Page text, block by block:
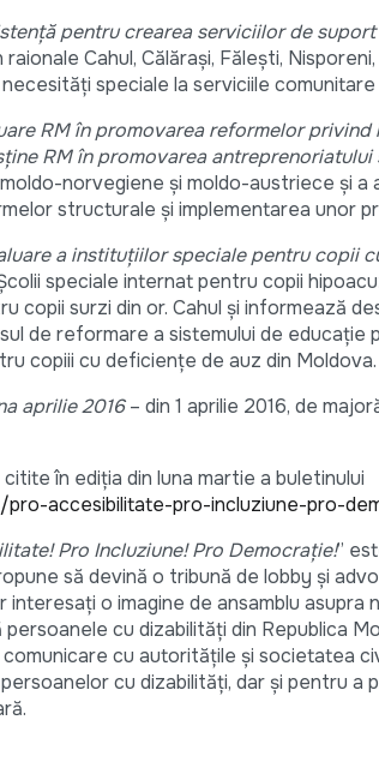
pentru crearea serviciilor de
Cahul, Călărași, Fălești,
necesități speciale la serviciile
RM în promovarea reformelor
RM în promovarea antreprenoriatului
norvegiene şi moldo-austriece şi a
structurale şi implementarea unor
a instituțiilor speciale pentru copii
speciale internat pentru copii
copii surzi din or. Cahul şi informează
de reformare a sistemului de educație
copiii cu deficiențe de auz din Moldova.
aprilie 2016– din 1 aprilie 2016, de
în ediţia din luna martie a buletinului
accesibilitate-pro-incluziune-pro-
Pro Incluziune! Pro Democraţie!”
să devină o tribună de lobby și
o imagine de ansamblu asupra
cu dizabilități din Republica
cu autorităţile şi societatea
cu dizabilități, dar și pentru